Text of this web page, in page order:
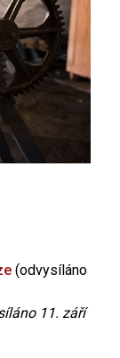
(odvysíláno
11. září